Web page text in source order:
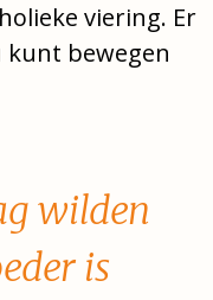
viering. Er
bewegen
wilden
is